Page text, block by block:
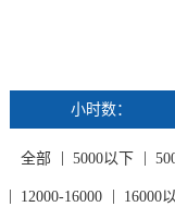
小时数：
全部 5000以下
12000-16000 16000